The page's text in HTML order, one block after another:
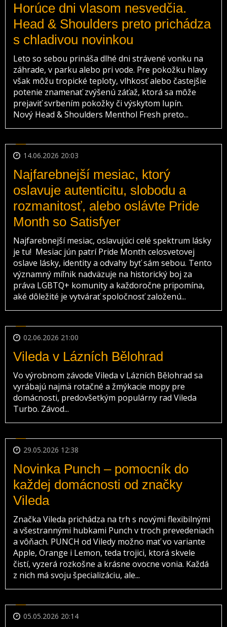
Horúce dni vlasom nesvedčia.
Head & Shoulders preto prichádza
s chladivou novinkou
Leto so sebou prináša dlhé dni strávené vonku na
záhrade, v parku alebo pri vode. Pre pokožku hlavy
však môžu tropické teploty, vlhkosť alebo častejšie
potenie znamenať zvýšenú záťaž, ktorá sa môže
prejaviť svrbením pokožky či výskytom lupín.
Nový Head & Shoulders Menthol Fresh preto...
14.06.2026 20:03
Najfarebnejší mesiac, ktorý
oslavuje autenticitu, slobodu a
rozmanitosť, alebo oslávte Pride
Month so Satisfyer
Najfarebnejší mesiac, oslavujúci celé spektrum lásky
je tu! Mesiac jún patrí Pride Month celosvetovej
oslave lásky, identity a odvahy byť sám sebou. Tento
významný míľnik nadväzuje na historický boj za
práva LGBTQ+ komunity a každoročne pripomína,
aké dôležité je vytvárať spoločnosť založenú...
02.06.2026 21:00
Vileda v Lázních Bělohrad
Vo výrobnom závode Vileda v Lázních Bělohrad sa
vyrábajú najmä rotačné a žmýkacie mopy pre
domácnosti, predovšetkým populárny rad Vileda
Turbo. Závod...
29.05.2026 12:38
Novinka Punch – pomocník do
každej domácnosti od značky
Vileda
Značka Vileda prichádza na trh s novými flexibilnými
a všestrannými hubkami Punch v troch prevedeniach
a vôňach. PUNCH od Viledy možno mať vo variante
Apple, Orange i Lemon, teda trojici, ktorá skvele
čistí, vyzerá rozkošne a krásne ovocne vonia. Každá
z nich má svoju špecializáciu, ale...
05.05.2026 20:14